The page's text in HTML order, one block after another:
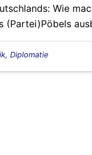
Wie
(Partei)Pöbels
Diplomatie